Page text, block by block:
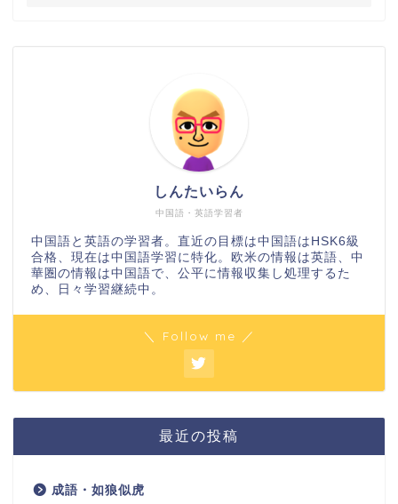
中国語・英語学習者
しんたいらん
中国語と英語の学習者。直近の目標は中国語はHSK6級
合格、現在は中国語学習に特化。欧米の情報は英語、中
華圏の情報は中国語で、公平に情報収集し処理するた
め、日々学習継続中。
＼ Follow me ／
最近の投稿
成語・如狼似虎